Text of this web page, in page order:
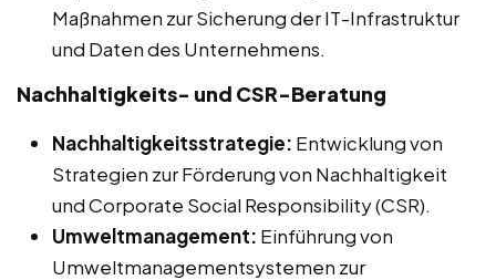
Maßnahmen zur Sicherung der IT-Infrastruktur
und Daten des Unternehmens.
Nachhaltigkeits- und CSR-Beratung
Nachhaltigkeitsstrategie: Entwicklung von
Strategien zur Förderung von Nachhaltigkeit
und Corporate Social Responsibility (CSR).
Umweltmanagement: Einführung von
Umweltmanagementsystemen zur